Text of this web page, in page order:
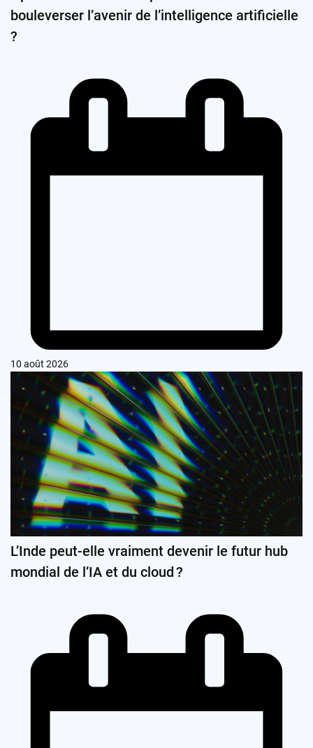
bouleverser l’avenir de l’intelligence artificielle
?
10 août 2026
L’Inde peut-elle vraiment devenir le futur hub
mondial de l’IA et du cloud ?